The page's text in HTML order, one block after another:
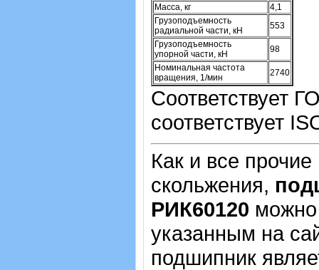
Масса, кг
4,1
Грузоподъемность
радиальной части, кН
553
Грузоподъемность
упорной части, кН
98
Номинальная частота
вращения, 1/мин
2740
Соответствует
соответствует
Как и все
скольжения,
РИК60120 можно
указанным на
подшипник